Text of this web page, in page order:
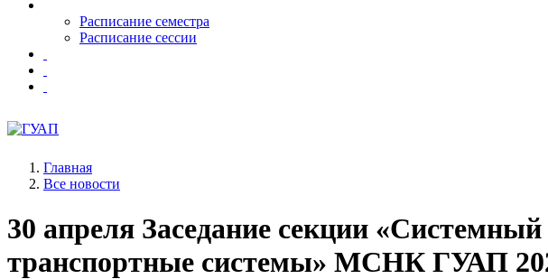
Расписание семестра
Расписание сессии
Главная
Все новости
30 апреля Заседание секции
транспортные системы» МСНК ГУАП